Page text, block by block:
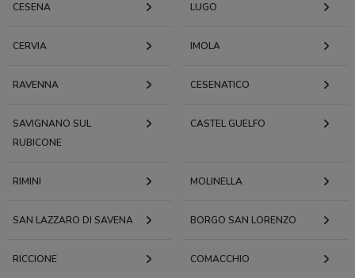
CESENA LUGO
CERVIA IMOLA
RAVENNA CESENATICO
SAVIGNANO SUL
RUBICONE
CASTEL GUELFO
RIMINI MOLINELLA
SAN LAZZARO DI SAVENA BORGO SAN LORENZO
RICCIONE COMACCHIO